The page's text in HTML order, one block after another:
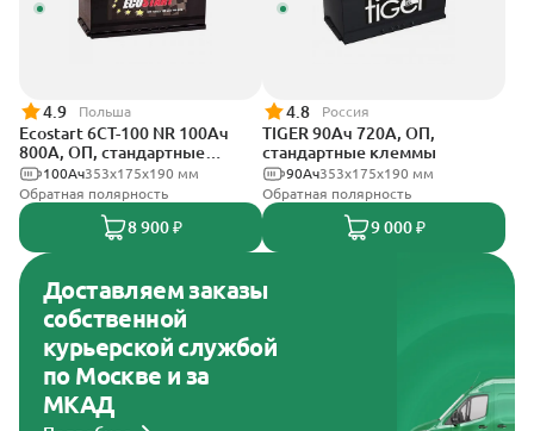
4.9 Польша
Ecostart 6CT-100 NR 100Ач
800А, ОП, стандартные
клеммы353x175x190 мм
100Ач
Обратная полярность
8 900 ₽
4.8 Россия
TIGER 90Ач 720А, ОП,
стандартные клеммы
353х175х190 мм
90Ач
Обратная полярность
9 000 ₽
Доставляем заказы
собственной
курьерской службой
по Москве и за
МКАД